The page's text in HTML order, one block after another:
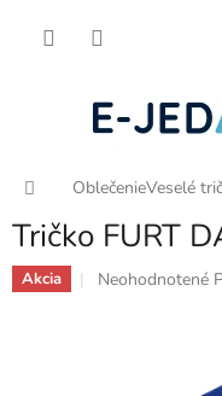
Domov
OblečenieVeselé
Tričko FURT
Akcia
Priemerné
Neohodnotené